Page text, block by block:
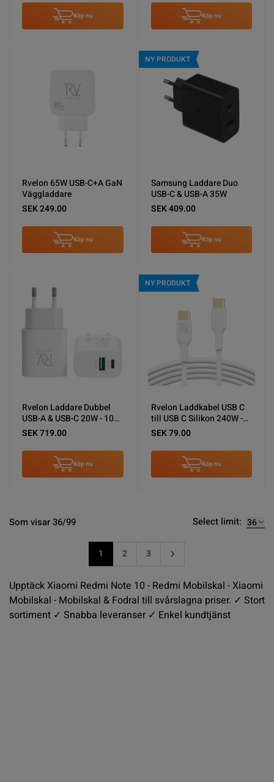
Köp nu Köp nu
Rvelon 65W USB-C+A GaN
Väggladdare
SEK 249.00
Köp nu
NY PRODUKT
Samsung Laddare Duo
USB-C & USB-A 35W
SEK 409.00
Köp nu
Rvelon Laddare Dubbel
USB-A & USB-C 20W - 10
pack (bulk)
SEK 719.00
Köp nu
NY PRODUKT
Rvelon Laddkabel USB C
till USB C Silikon 240W -
1M Vit
SEK 79.00
Köp nu
Som visar 36/99
You're currently reading page
1 Sida
2 Sida
3
Select limit:
Upptäck Xiaomi Redmi Note 10 - Redmi Mobilskal - Xiaomi
Mobilskal - Mobilskal & Fodral till svårslagna priser. ✓ Stort
sortiment ✓ Snabba leveranser ✓ Enkel kundtjänst